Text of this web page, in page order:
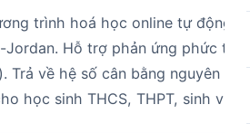
trình hoá học online tự động
Hỗ trợ phản ứng phức tạp
Trả về hệ số cân bằng nguyên
học sinh THCS, THPT, sinh viên.